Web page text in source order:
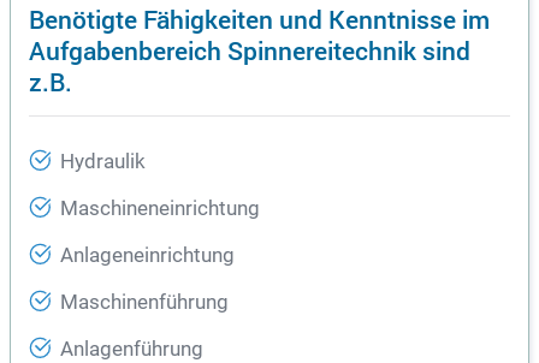
Benötigte Fähigkeiten und Kenntnisse im
Aufgabenbereich Spinnereitechnik sind
z.B.
Hydraulik
Maschineneinrichtung
Anlageneinrichtung
Maschinenführung
Anlagenführung